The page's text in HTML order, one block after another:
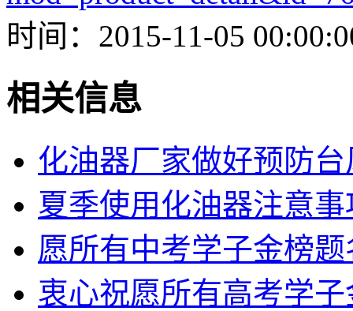
时间：2015-11-05
相关信息
化油器厂家做好预防台
夏季使用化油器注意事
愿所有中考学子金榜题
衷心祝愿所有高考学